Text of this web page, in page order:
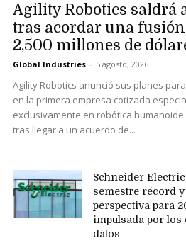
Agility Robotics saldrá
tras acordar una
2,500 millones de
Global Industries - 5 agosto, 2026
Agility Robotics anunció sus planes
en la primera empresa cotizada
exclusivamente en robótica humanoide
tras llegar a un acuerdo de...
Schneider
semestre récord y
perspectiva para
impulsada por los
datos